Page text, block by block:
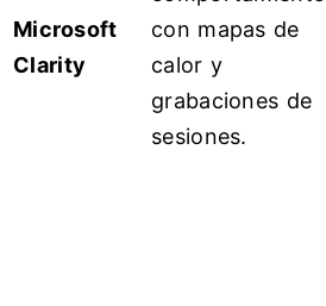
Microsoft
Clarity
con mapas de
calor y
grabaciones de
sesiones.